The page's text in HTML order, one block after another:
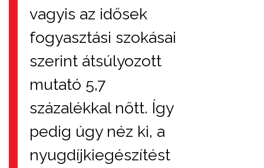
vagyis az idősek
fogyasztási szokásai
szerint átsúlyozott
mutató 5,7
százalékkal nőtt. Így
pedig úgy néz ki, a
nyugdíjkiegészítést